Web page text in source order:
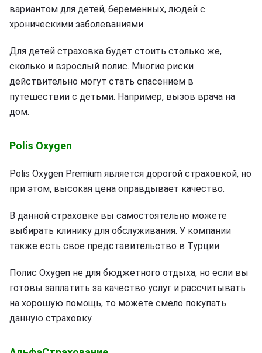
вариантом для детей, беременных, людей с
хроническими заболеваниями.
Для детей страховка будет стоить столько же,
сколько и взрослый полис. Многие риски
действительно могут стать спасением в
путешествии с детьми. Например, вызов врача на
дом.
Polis Oxygen
Polis Oxygen Premium является дорогой страховкой, но
при этом, высокая цена оправдывает качество.
В данной страховке вы самостоятельно можете
выбирать клинику для обслуживания. У компании
также есть свое представительство в Турции.
Полис Oxygen не для бюджетного отдыха, но если вы
готовы заплатить за качество услуг и рассчитывать
на хорошую помощь, то можете смело покупать
данную страховку.